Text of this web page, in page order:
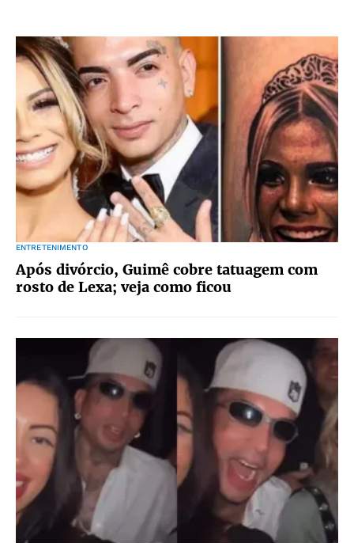
ENTRETENIMENTO
Após divórcio, Guimê cobre tatuagem com
rosto de Lexa; veja como ficou